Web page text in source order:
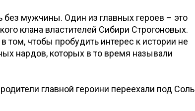
мужчины. Один из главных героев – это
клана властителей Сибири Строгоновых.
том, чтобы пробудить интерес к истории не
нардов, которых в то время называли
главной героини переехали под Соль